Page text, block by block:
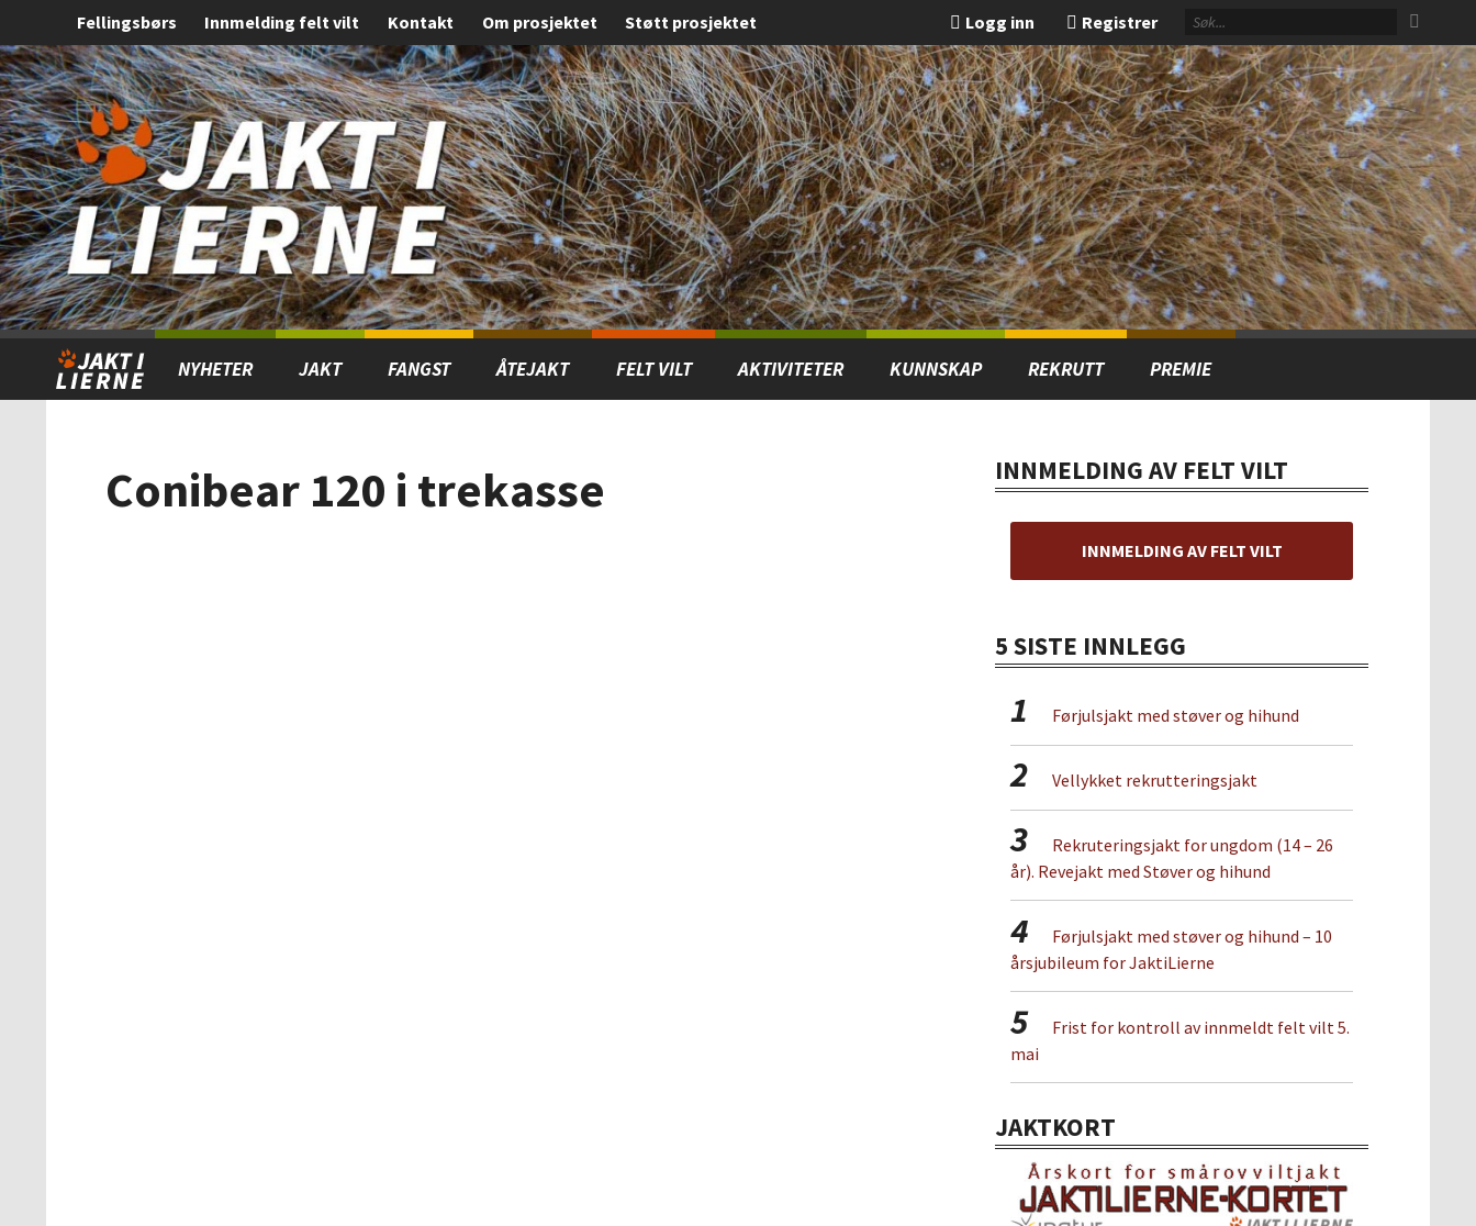
Gå
til
innholdet
Forstørre
skrift
Fellingsbørs Innmelding felt vilt Kontakt Om prosjektet Støtt prosjektet Registrer
Logg inn
NYHETER JAKT FANGST ÅTEJAKT FELT VILT AKTIVITETER KUNNSKAP REKRUTT PREMIE
Conibear 120 i trekasse INNMELDING AV FELT VILT
INNMELDING AV FELT VILT
5 SISTE INNLEGG
1 Førjulsjakt med støver og hihund
2 Vellykket rekrutteringsjakt
3
Rekruteringsjakt for ungdom (14 – 26
år). Revejakt med Støver og hihund
4
Førjulsjakt med støver og hihund – 10
årsjubileum for JaktiLierne
5
Frist for kontroll av innmeldt felt vilt 5.
mai
JAKTKORT